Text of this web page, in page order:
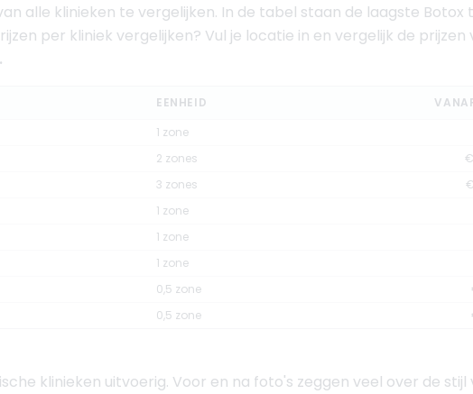
alle klinieken te vergelijken. In de tabel staan de laagste Botox
per kliniek vergelijken? Vul je locatie in en vergelijk de prijzen
EENHEID
1 zone
2 zones
3 zones
1 zone
1 zone
1 zone
0,5 zone
0,5 zone
klinieken uitvoerig. Voor en na foto's zeggen veel over de stijl